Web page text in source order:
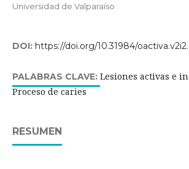
Universidad de Valparaíso
DOI: https://doi.org/10.31984/
PALABRAS CLAVE: Lesiones activas e
Proceso de caries
RESUMEN